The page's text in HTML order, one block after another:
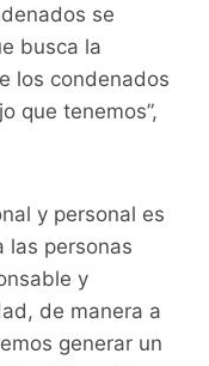
se
busca la
los condenados
que tenemos”,
y personal es
las personas
y
de manera a
generar un